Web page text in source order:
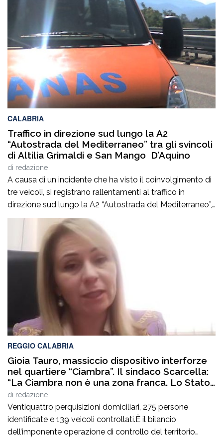
CALABRIA
Traffico in direzione sud lungo la A2
“Autostrada del Mediterraneo” tra gli svincoli
di Altilia Grimaldi e San Mango D’Aquino
di redazione
A causa di un incidente che ha visto il coinvolgimento di
tre veicoli, si registrano rallentamenti al traffico in
direzione sud lungo la A2 “Autostrada del Mediterraneo”,
nel tratto compreso tra gli svincoli di Altilia Grimaldi (CS)
e San Mango D’Aquino (CZ). Sul posto è intervenuto il
personale Anas, il 118 e il soccorso meccanico […]
REGGIO CALABRIA
Gioia Tauro, massiccio dispositivo interforze
nel quartiere “Ciambra”. Il sindaco Scarcella:
“La Ciambra non è una zona franca. Lo Stato
c’è e si vede”
di redazione
Ventiquattro perquisizioni domiciliari, 275 persone
identificate e 139 veicoli controllati.È il bilancio
dell’imponente operazione di controllo del territorio